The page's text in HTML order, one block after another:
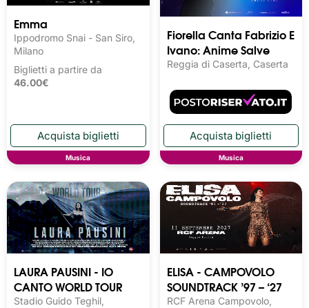
Emma
Ippodromo Snai - San Siro,
Milano
Biglietti a partire da
46.00€
Musica
Fiorella Canta Fabrizio E
Ivano: Anime Salve
Reggia di Caserta, Caserta
Musica
LAURA PAUSINI - IO
CANTO WORLD TOUR
Stadio Guido Teghil,
ELISA - CAMPOVOLO
SOUNDTRACK ’97 – ‘27
RCF Arena Campovolo,